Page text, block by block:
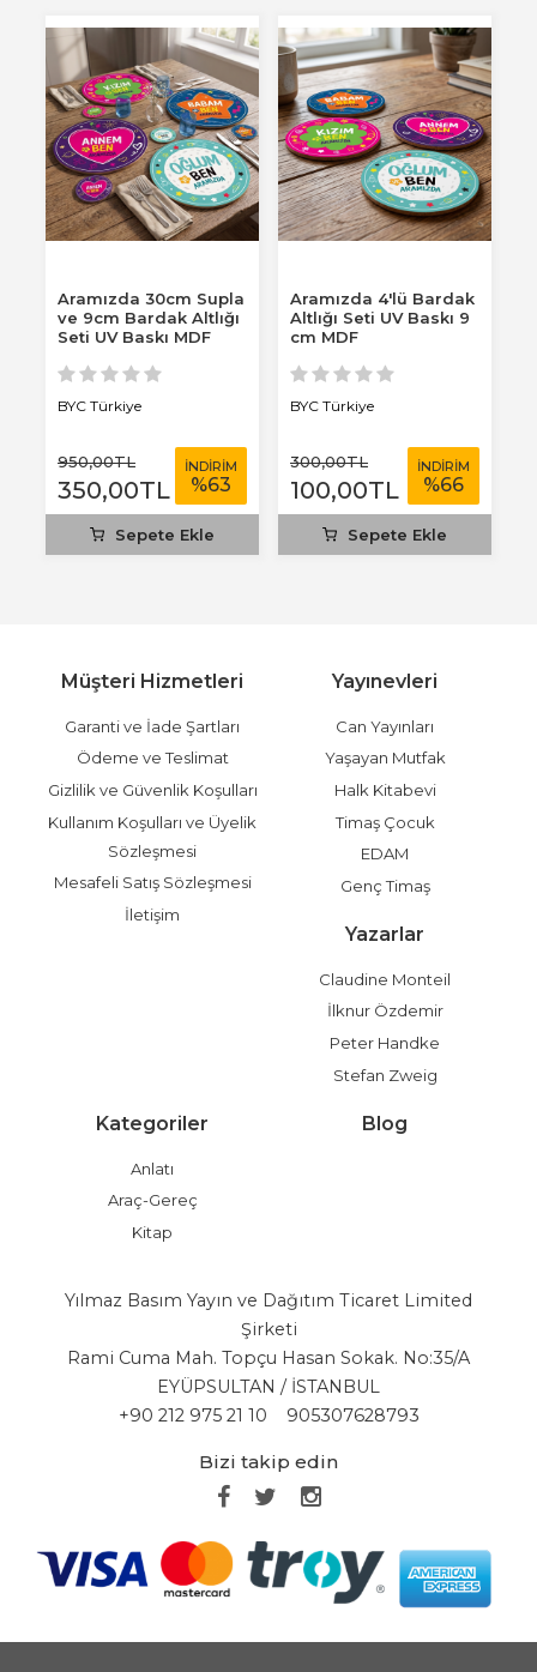
Aramızda 30cm Supla
ve 9cm Bardak Altlığı
Seti UV Baskı MDF
BYC Türkiye
950,00TL
350,00TL
İNDİRİM
%63
Sepete Ekle
Aramızda 4'lü Bardak
Altlığı Seti UV Baskı 9
cm MDF
BYC Türkiye
300,00TL
100,00TL
İNDİRİM
%66
Sepete Ekle
Müşteri Hizmetleri
Garanti ve İade Şartları
Ödeme ve Teslimat
Gizlilik ve Güvenlik Koşulları
Kullanım Koşulları ve Üyelik
Sözleşmesi
Mesafeli Satış Sözleşmesi
İletişim
Yayınevleri
Can Yayınları
Yaşayan Mutfak
Halk Kitabevi
Timaş Çocuk
EDAM
Genç Timaş
Yazarlar
Claudine Monteil
İlknur Özdemir
Peter Handke
Stefan Zweig
Kategoriler
Anlatı
Araç-Gereç
Kitap
Blog
Yılmaz Basım Yayın ve Dağıtım Ticaret Limited
Şirketi
Rami Cuma Mah. Topçu Hasan Sokak. No:35/A
EYÜPSULTAN / İSTANBUL
+90 212 975 21 10
905307628793
Bizi takip edin